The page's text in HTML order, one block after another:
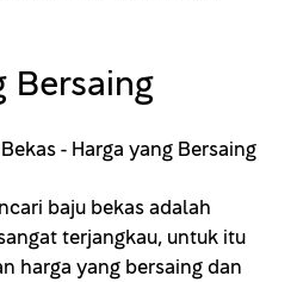
Bersaing
baju bekas adalah
terjangkau, untuk itu
harga yang bersaing dan